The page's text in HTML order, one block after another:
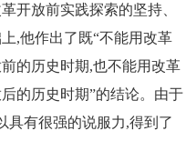
开放前实践探索的坚持、
,他作出了既“不能用改革
的历史时期,也不能用改革
的历史时期”的结论。由于
具有很强的说服力,得到了